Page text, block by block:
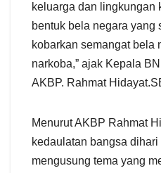
keluarga dan lingkungan
bentuk bela negara yang
kobarkan semangat bela
narkoba,” ajak Kepala
AKBP. Rahmat
Menurut AKBP Rahmat
kedaulatan bangsa
mengusung tema yang